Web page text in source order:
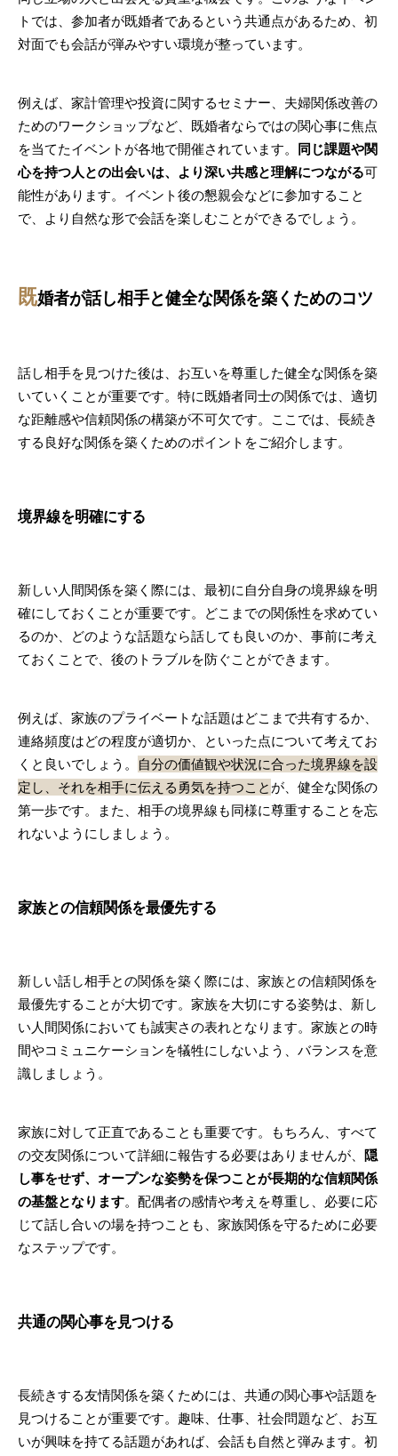
トでは、参加者が既婚者であるという共通点があるため、初
対面でも会話が弾みやすい環境が整っています。
例えば、家計管理や投資に関するセミナー、夫婦関係改善の
ためのワークショップなど、既婚者ならではの関心事に焦点
を当てたイベントが各地で開催されています。 同じ課題や関
心を持つ人との出会いは、より深い共感と理解につながる可
能性があります。イベント後の懇親会などに参加すること
で、より自然な形で会話を楽しむことができるでしょう。
既婚者が話し相手と健全な関係を築くためのコツ
話し相手を見つけた後は、お互いを尊重した健全な関係を築
いていくことが重要です。特に既婚者同士の関係では、適切
な距離感や信頼関係の構築が不可欠です。ここでは、長続き
する良好な関係を築くためのポイントをご紹介します。
境界線を明確にする
新しい人間関係を築く際には、最初に自分自身の境界線を明
確にしておくことが重要です。どこまでの関係性を求めてい
るのか、どのような話題なら話しても良いのか、事前に考え
ておくことで、後のトラブルを防ぐことができます。
例えば、家族のプライベートな話題はどこまで共有するか、
連絡頻度はどの程度が適切か、といった点について考えてお
くと良いでしょう。
自分の価値観や状況に合った境界線を設
定し、それを相手に伝える勇気を持つこと が、健全な関係の
第一歩です。また、相手の境界線も同様に尊重することを忘
れないようにしましょう。
家族との信頼関係を最優先する
新しい話し相手との関係を築く際には、家族との信頼関係を
最優先することが大切です。家族を大切にする姿勢は、新し
い人間関係においても誠実さの表れとなります。家族との時
間やコミュニケーションを犠牲にしないよう、バランスを意
識しましょう。
家族に対して正直であることも重要です。もちろん、すべて
の交友関係について詳細に報告する必要はありませんが、 隠
し事をせず、オープンな姿勢を保つことが長期的な信頼関係
の基盤となります。配偶者の感情や考えを尊重し、必要に応
じて話し合いの場を持つことも、家族関係を守るために必要
なステップです。
共通の関心事を見つける
長続きする友情関係を築くためには、共通の関心事や話題を
見つけることが重要です。趣味、仕事、社会問題など、お互
いが興味を持てる話題があれば、会話も自然と弾みます。初